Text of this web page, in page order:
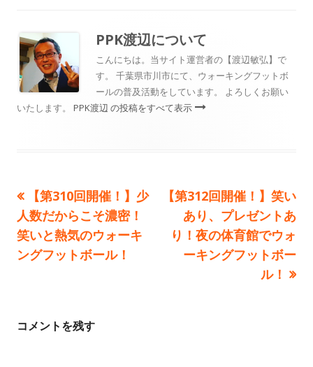
ー
PPK渡辺について
こんにちは。当サイト運営者の【渡辺敏弘】で
す。 千葉県市川市にて、ウォーキングフットボ
ールの普及活動をしています。 よろしくお願い
いたします。 PPK渡辺 の投稿をすべて表示
投
稿
ナ
ゲ
前
の
記
事:
【第310回開催！】少
人数だからこそ濃密！
笑いと熱気のウォーキ
ングフットボール！
次
記
【第312回開催！】笑い
あり、プレゼントあ
り！夜の体育館でウォ
ーキングフットボー
ル！
コメントを残す